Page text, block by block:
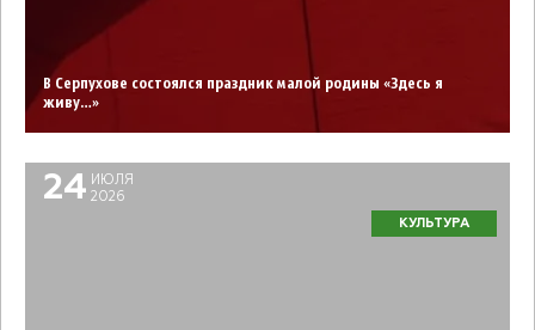
В Серпухове состоялся праздник малой родины «Здесь я
живу…»
24 ИЮЛЯ
2026
КУЛЬТУРА